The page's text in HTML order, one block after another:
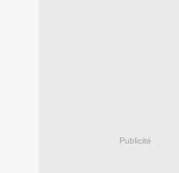
Publicité